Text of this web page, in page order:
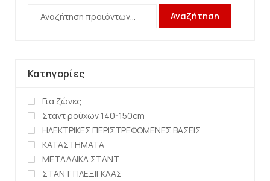
Αναζήτηση
Κατηγορίες
Για ζώνες
Σταντ ρούχων 140-150cm
ΗΛΕΚΤΡΙΚΕΣ ΠΕΡΙΣΤΡΕΦΟΜΕΝΕΣ ΒΑΣΕΙΣ
ΚΑΤΑΣΤΗΜΑΤΑ
ΜΕΤΑΛΛΙΚΑ ΣΤΑΝΤ
ΣΤΑΝΤ ΠΛΕΞΙΓΚΛΑΣ